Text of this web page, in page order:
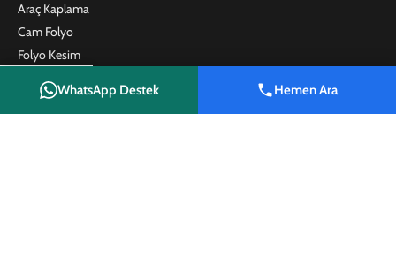
WishlistCart My account
Araç Kaplama
Cam Folyo
Folyo Kesim
Emlak Brandası
WhatsApp Destek Hemen Ara